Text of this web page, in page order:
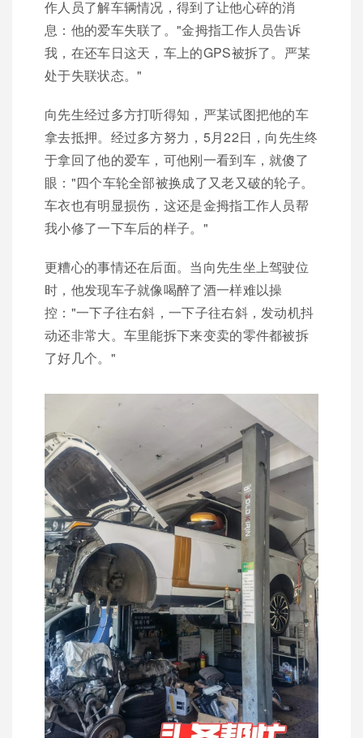
作人员了解车辆情况，得到了让他心碎的消
息：他的爱车失联了。"金拇指工作人员告诉
我，在还车日这天，车上的GPS被拆了。严某
处于失联状态。"
向先生经过多方打听得知，严某试图把他的车
拿去抵押。经过多方努力，5月22日，向先生终
于拿回了他的爱车，可他刚一看到车，就傻了
眼："四个车轮全部被换成了又老又破的轮子。
车衣也有明显损伤，这还是金拇指工作人员帮
我小修了一下车后的样子。"
更糟心的事情还在后面。当向先生坐上驾驶位
时，他发现车子就像喝醉了酒一样难以操
控："一下子往右斜，一下子往右斜，发动机抖
动还非常大。车里能拆下来变卖的零件都被拆
了好几个。"